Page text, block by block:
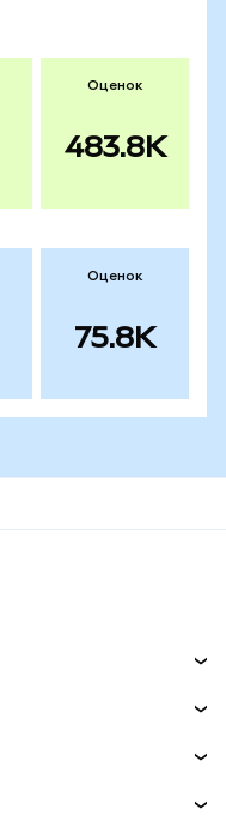
Оценок
483.8K
Оценок
75.8K